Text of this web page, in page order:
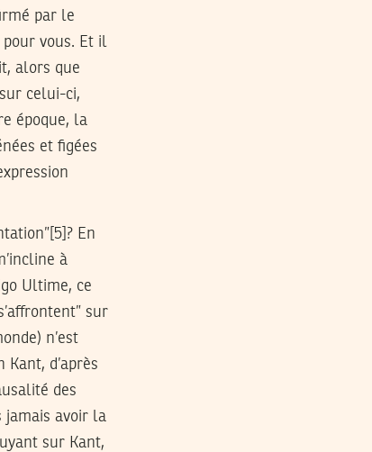
par le
pour vous. Et il
alors que
celui-ci,
époque, la
et figées
En
à
Ultime, ce
sur
n’est
d’après
des
jamais avoir la
sur Kant,